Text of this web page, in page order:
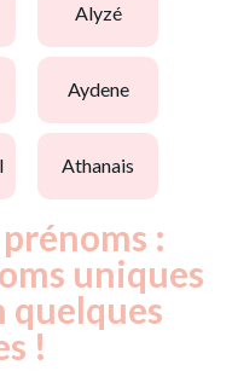
alyzé
aydene
athanais
:
uniques
quelques
!